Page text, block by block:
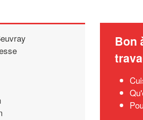
Bon